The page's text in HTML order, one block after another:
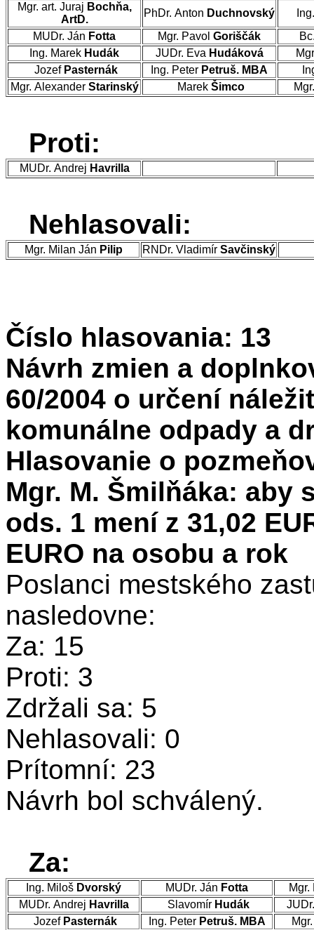
Mgr. art. Juraj Bochňa,
ArtD.
PhDr. Anton Duchnovský
MUDr. Ján Fotta Mgr. Pavol Goriščák
Ing. Marek Hudák JUDr. Eva Hudáková
Jozef Pasternák Ing. Peter Petruš. MBA
Mgr. Alexander Starinský Marek Šimco
Proti:
MUDr. Andrej Havrilla
Nehlasovali:
Mgr. Milan Ján Pilip RNDr. Vladimír Savčinský
Číslo hlasovania: 13
Návrh zmien a
60/2004 o určení
komunálne odpady a
Hlasovanie o
Mgr. M. Šmilňáka: aby
ods. 1 mení z 31,02
EURO na osobu a rok
Poslanci mestského
nasledovne:
Za: 15
Proti: 3
Zdržali sa: 5
Nehlasovali: 0
Prítomní: 23
Návrh bol schválený.
Za:
Ing. Miloš Dvorský MUDr. Ján Fotta
MUDr. Andrej Havrilla Slavomír Hudák
Jozef Pasternák Ing. Peter Petruš. MBA